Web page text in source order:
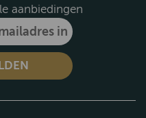
aanbiedingen